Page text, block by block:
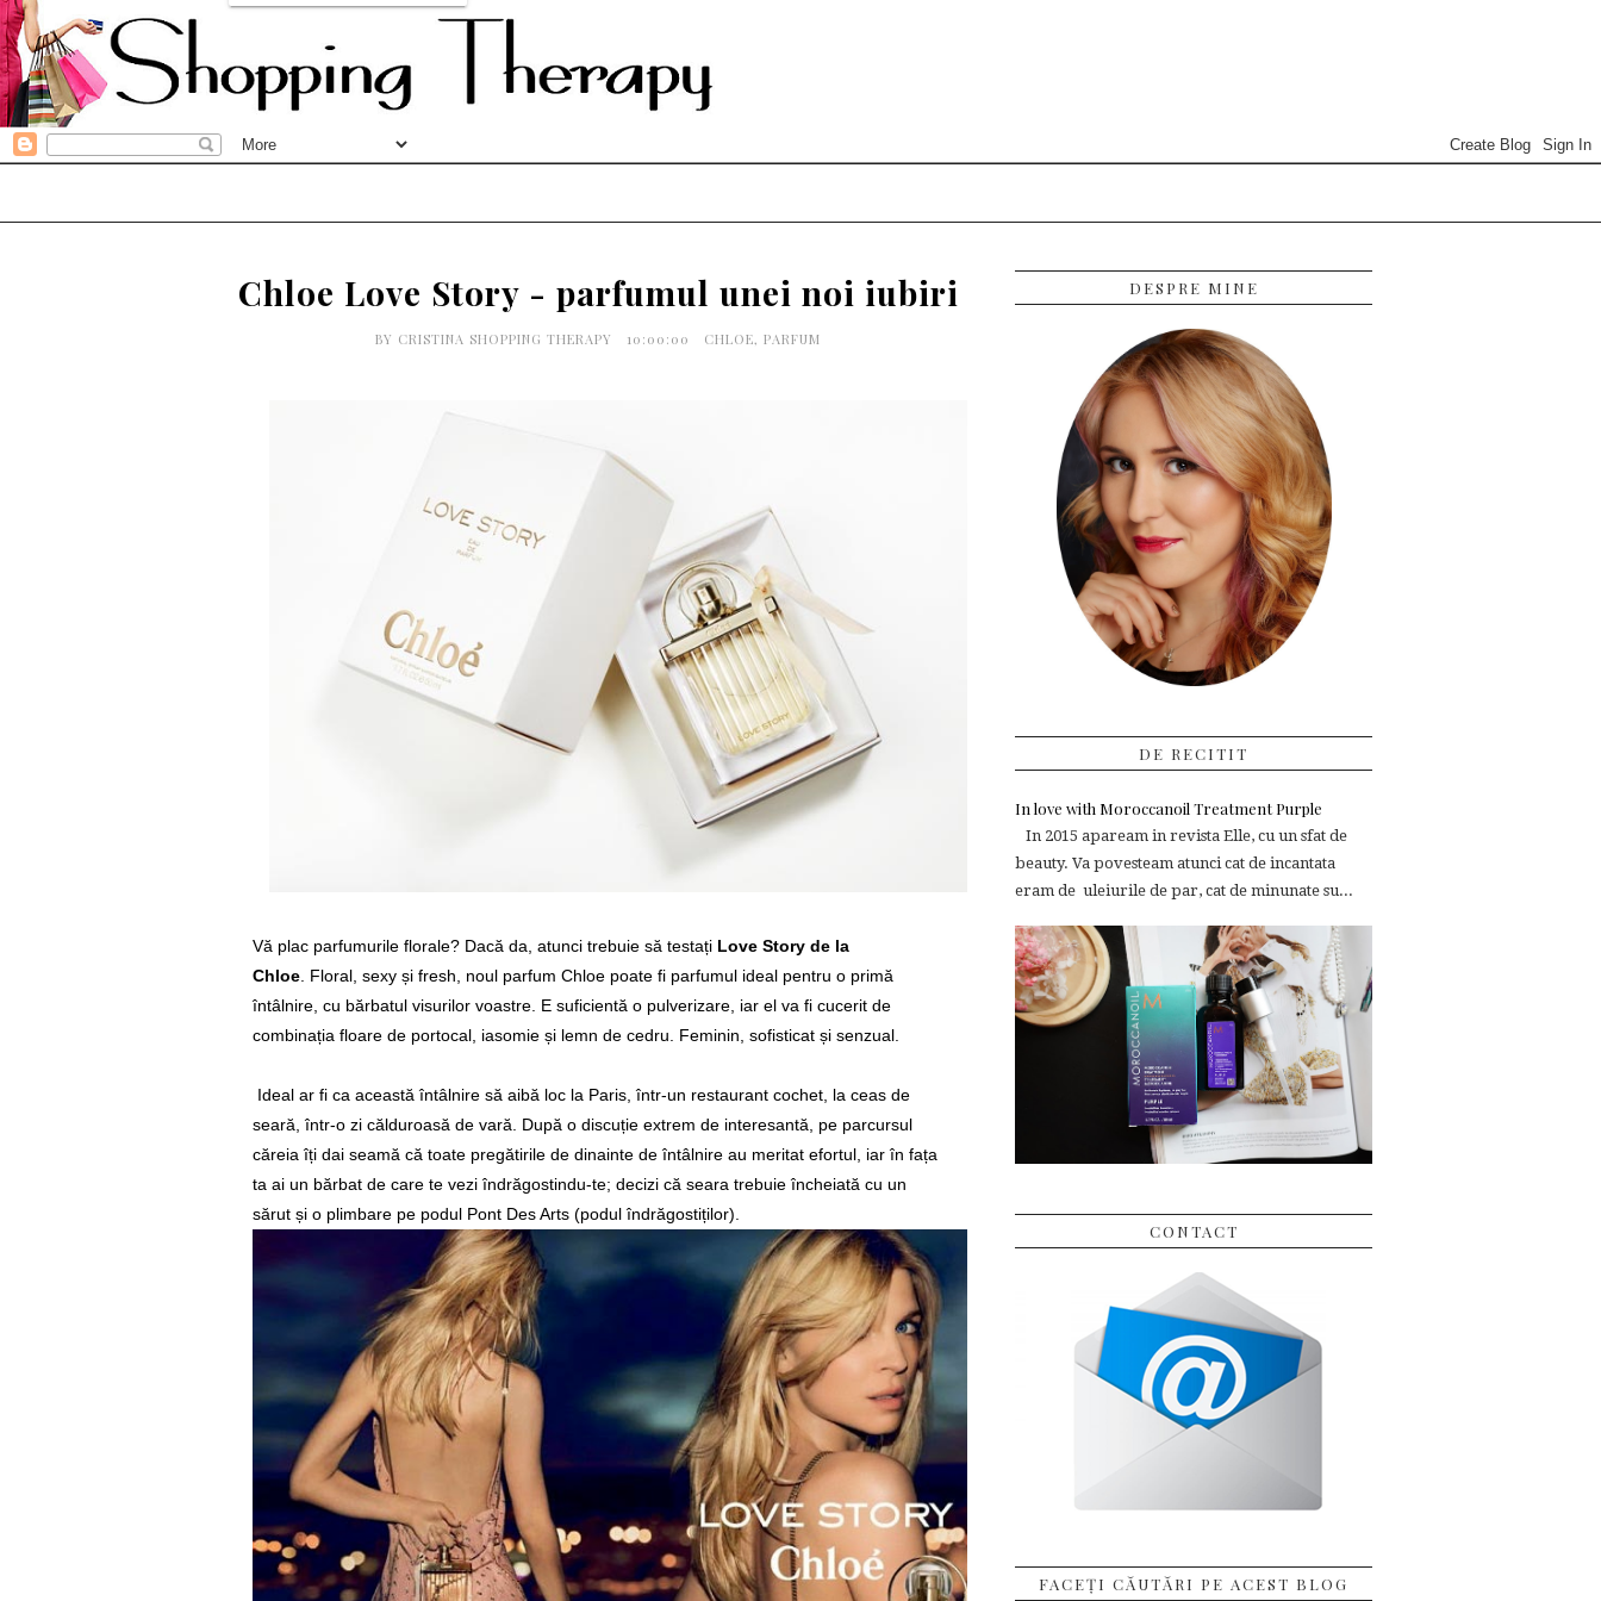
Chloe Love Story - parfumul unei noi iubiri
BY CRISTINA SHOPPING THERAPY 10:00:00 CHLOE, PARFUM
Vă plac parfumurile florale? Dacă da, atunci trebuie să testați Love Story de la
Chloe . Floral, sexy și fresh, noul parfum Chloe poate fi parfumul ideal pentru o primă
întâlnire, cu bărbatul visurilor voastre. E suficientă o pulverizare, iar el va fi cucerit de
combinația floare de portocal, iasomie și lemn de cedru. Feminin, sofisticat și senzual.
Ideal ar fi ca această întâlnire să aibă loc la Paris, într-un restaurant cochet, la ceas de
seară, într-o zi călduroasă de vară. După o discuție extrem de interesantă, pe parcursul
căreia îți dai seamă că toate pregătirile de dinainte de întâlnire au meritat efortul, iar în fața
ta ai un bărbat de care te vezi îndrăgostindu-te; decizi că seara trebuie încheiată cu un
sărut și o plimbare pe podul Pont Des Arts (podul îndrăgostiților).
DESPRE MINE
DE RECITIT
In love with Moroccanoil Treatment Purple
In 2015 apaream in revista Elle, cu un sfat de
beauty. Va povesteam atunci cat de incantata
eram de uleiurile de par, cat de minunate su...
CONTACT
FACEȚI CĂUTĂRI PE ACEST BLOG